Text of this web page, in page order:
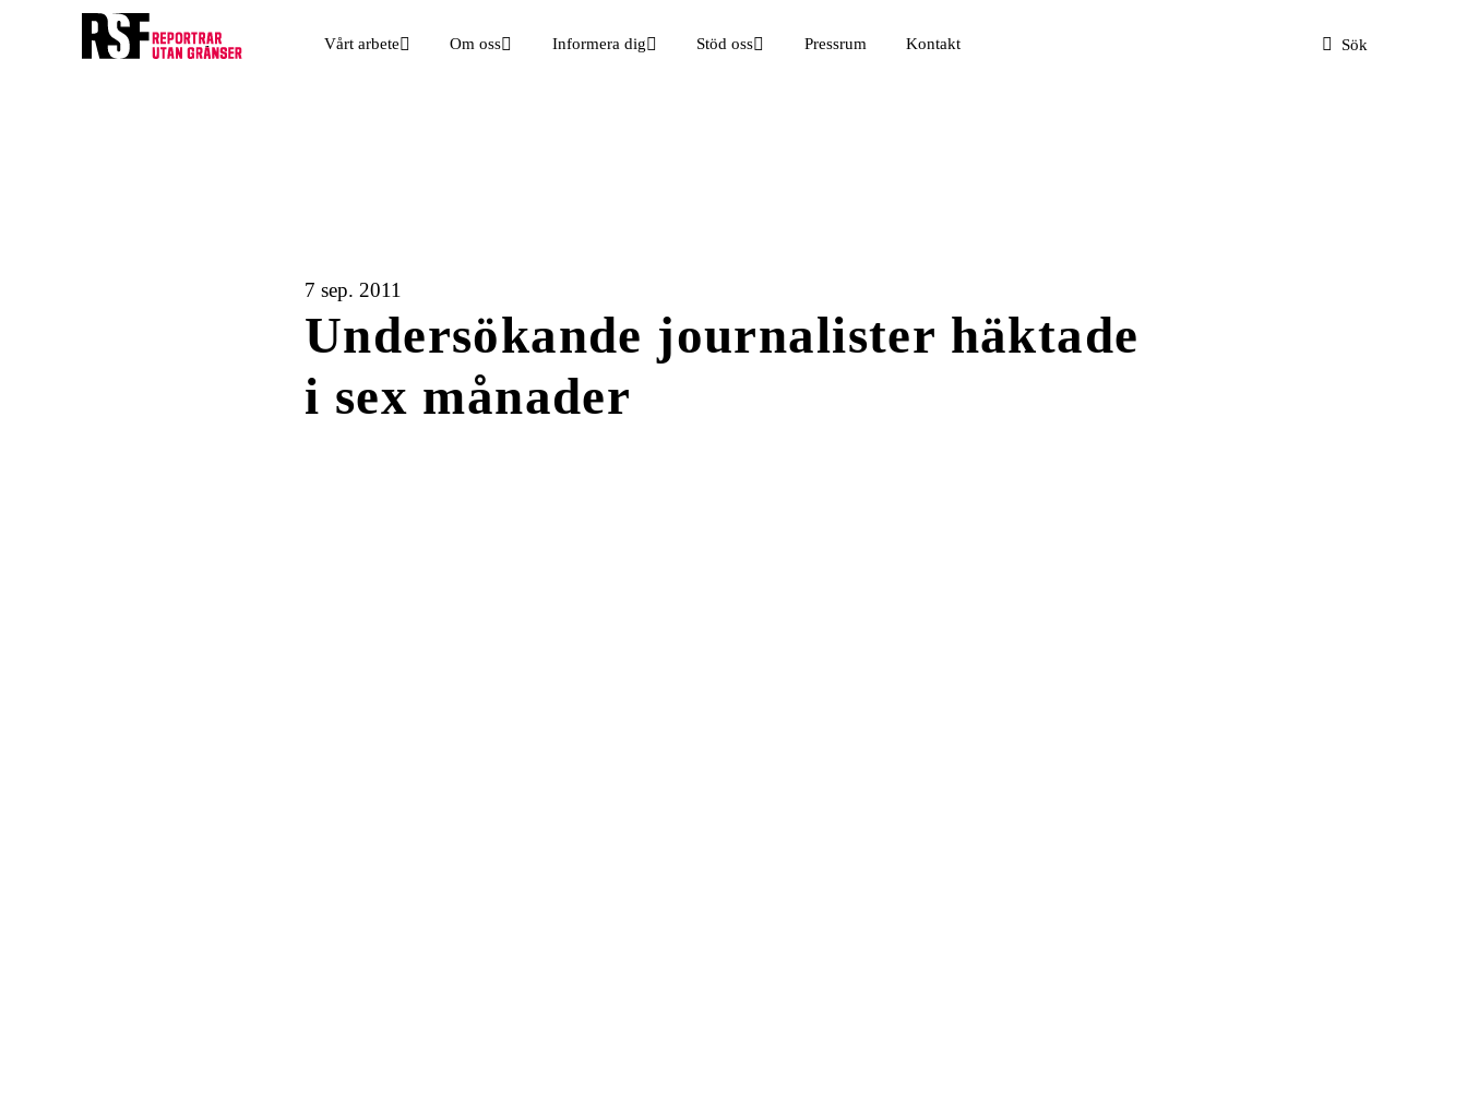
Vårt arbete Om oss Informera dig Stöd oss Pressrum Kontakt Sök
7 sep. 2011
Undersökande journalister häktade
i sex månader